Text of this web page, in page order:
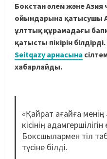
Бокстан әлем және
ойындарына қатысушы
ұлттық құрамадағы
қатысты пікірін
Seitqazy арнасына
хабарлайды.
«Қайрат ағайға
кісінің
Боксшылармен тіл
түсіне білді.